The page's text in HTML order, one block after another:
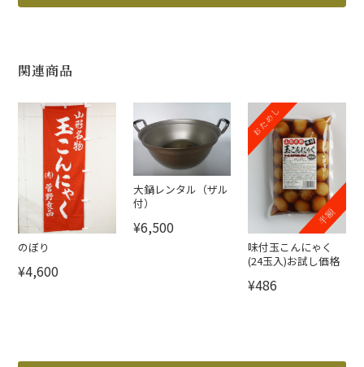
関連商品
のぼり
¥4,600
大鍋レンタル（ザル
付）
¥6,500
味付玉こんにゃく
(24玉入)お試し価格
¥486